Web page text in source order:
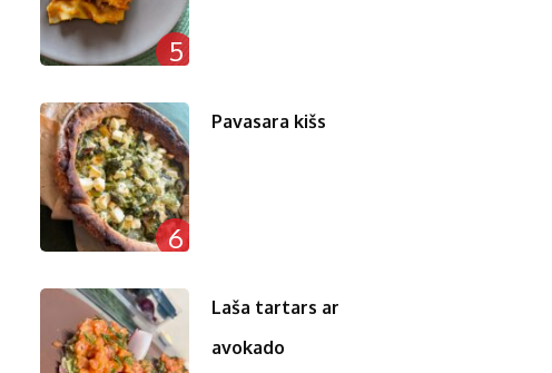
5
6
Pavasara kišs
Laša tartars ar
avokado